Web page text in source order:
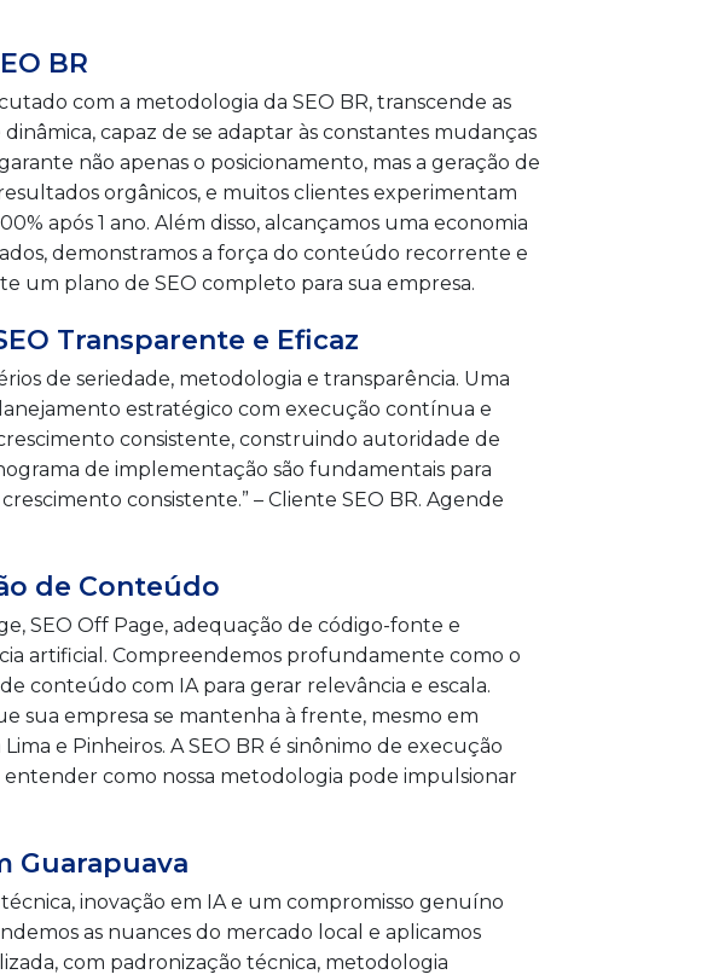
BR
com a metodologia da SEO BR, transcende as
capaz de se adaptar às constantes mudanças
não apenas o posicionamento, mas a geração de
orgânicos, e muitos clientes experimentam
após 1 ano. Além disso, alcançamos uma economia
demonstramos a força do conteúdo recorrente e
um plano de SEO completo para sua empresa.
Transparente e Eficaz
de seriedade, metodologia e transparência. Uma
estratégico com execução contínua e
consistente, construindo autoridade de
de implementação são fundamentais para
consistente.” – Cliente SEO BR. Agende
de Conteúdo
SEO Off Page, adequação de código-fonte e
artificial. Compreendemos profundamente como o
conteúdo com IA para gerar relevância e escala.
sua empresa se mantenha à frente, mesmo em
e Pinheiros. A SEO BR é sinônimo de execução
como nossa metodologia pode impulsionar
Guarapuava
inovação em IA e um compromisso genuíno
as nuances do mercado local e aplicamos
com padronização técnica, metodologia